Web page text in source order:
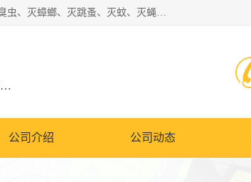
江门市瑞可环境科技有限公司是具有白蚁防治资质的大型专业除四害公司;专业灭老鼠、灭臭虫、灭蟑螂、灭跳蚤、灭蚊、灭蝇、灭白蚁、防蛇等各种害虫的防治。经过多年的努力，公司发展成为集PCO研究、生物制药、害虫防治于一体的专业杀虫灭鼠公司。
江门除四害公司,江门灭鼠电话,江门灭蟑螂,江门灭白蚁,江门灭鼠江门
公司介绍 公司动态